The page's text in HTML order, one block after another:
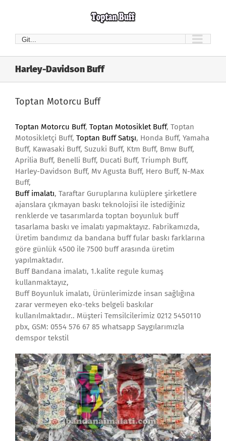
Git...
Harley-Davidson Buff
Toptan Motorcu Buff
Toptan Motorcu Buff, Toptan Motosiklet Buff, Toptan
Motosikletçi Buff, Toptan Buff Satışı, Honda Buff, Yamaha
Buff, Kawasaki Buff, Suzuki Buff, Ktm Buff, Bmw Buff,
Aprilia Buff, Benelli Buff, Ducati Buff, Triumph Buff,
Harley-Davidson Buff, Mv Agusta Buff, Hero Buff, N-Max
Buff,
Buff imalatı, Taraftar Guruplarına kulüplere şirketlere
ajanslara çıkmayan baskı teknolojisi ile istediğiniz
renklerde ve tasarımlarda toptan boyunluk buff
tasarlama baskı ve imalatı yapmaktayız. Fabrikamızda,
Üretim bandımız da bandana buff fular baskı farklarına
göre günlük 4500 ile 7500 buff arasında üretim
yapılmaktadır.
Buff Bandana imalatı, 1.kalite regule kumaş
kullanmaktayız,
Buff Boyunluk imalatı, Ürünlerimizde insan sağlığına
zarar vermeyen eko-teks belgeli baskılar
kullanılmaktadır.. Müşteri Temsilcilerimiz 0212 5450110
pbx, GSM: 0554 576 67 85 whatsapp Saygılarımızla
demspor tekstil